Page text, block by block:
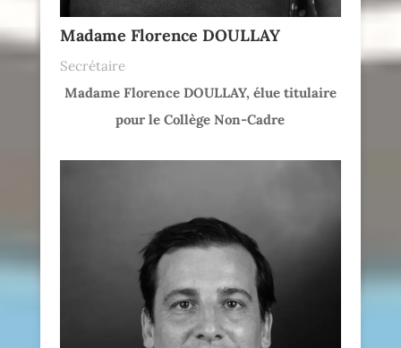
Madame Florence DOULLAY
Secrétaire
Madame Florence DOULLAY, élue titulaire
pour le Collège Non-Cadre